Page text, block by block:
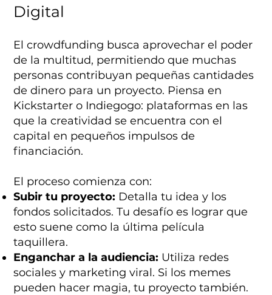
Digital
El crowdfunding busca aprovechar el poder
de la multitud, permitiendo que muchas
personas contribuyan pequeñas cantidades
de dinero para un proyecto. Piensa en
Kickstarter o Indiegogo: plataformas en las
que la creatividad se encuentra con el
capital en pequeños impulsos de
financiación.
El proceso comienza con:
Subir tu proyecto: Detalla tu idea y los
fondos solicitados. Tu desafío es lograr que
esto suene como la última película
taquillera.
Enganchar a la audiencia: Utiliza redes
sociales y marketing viral. Si los memes
pueden hacer magia, tu proyecto también.